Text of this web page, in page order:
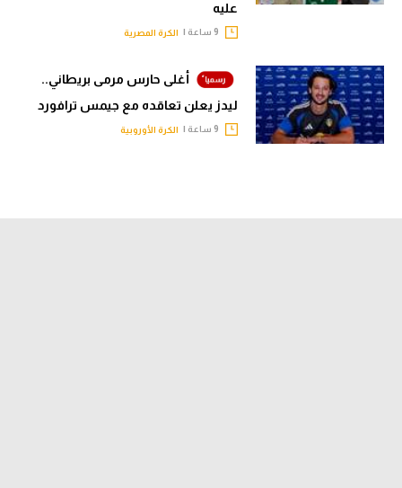
عليه
الكرة المصرية
أغلى حارس مرمى بريطاني..
ليدز يعلن تعاقده مع جيمس ترافورد
الكرة الأوروبية